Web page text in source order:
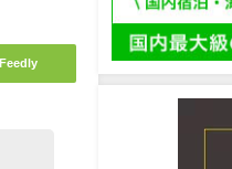
Feedly